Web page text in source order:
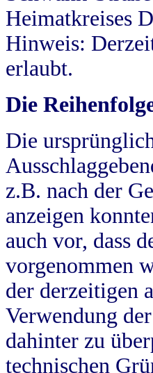
Heimatkreises
Hinweis:
erlaubt.
Die
Die
z.B. nach der
anzeigen
auch vor, dass
vorgenommen
der derzeitigen
Verwendung
dahinter zu
technischen